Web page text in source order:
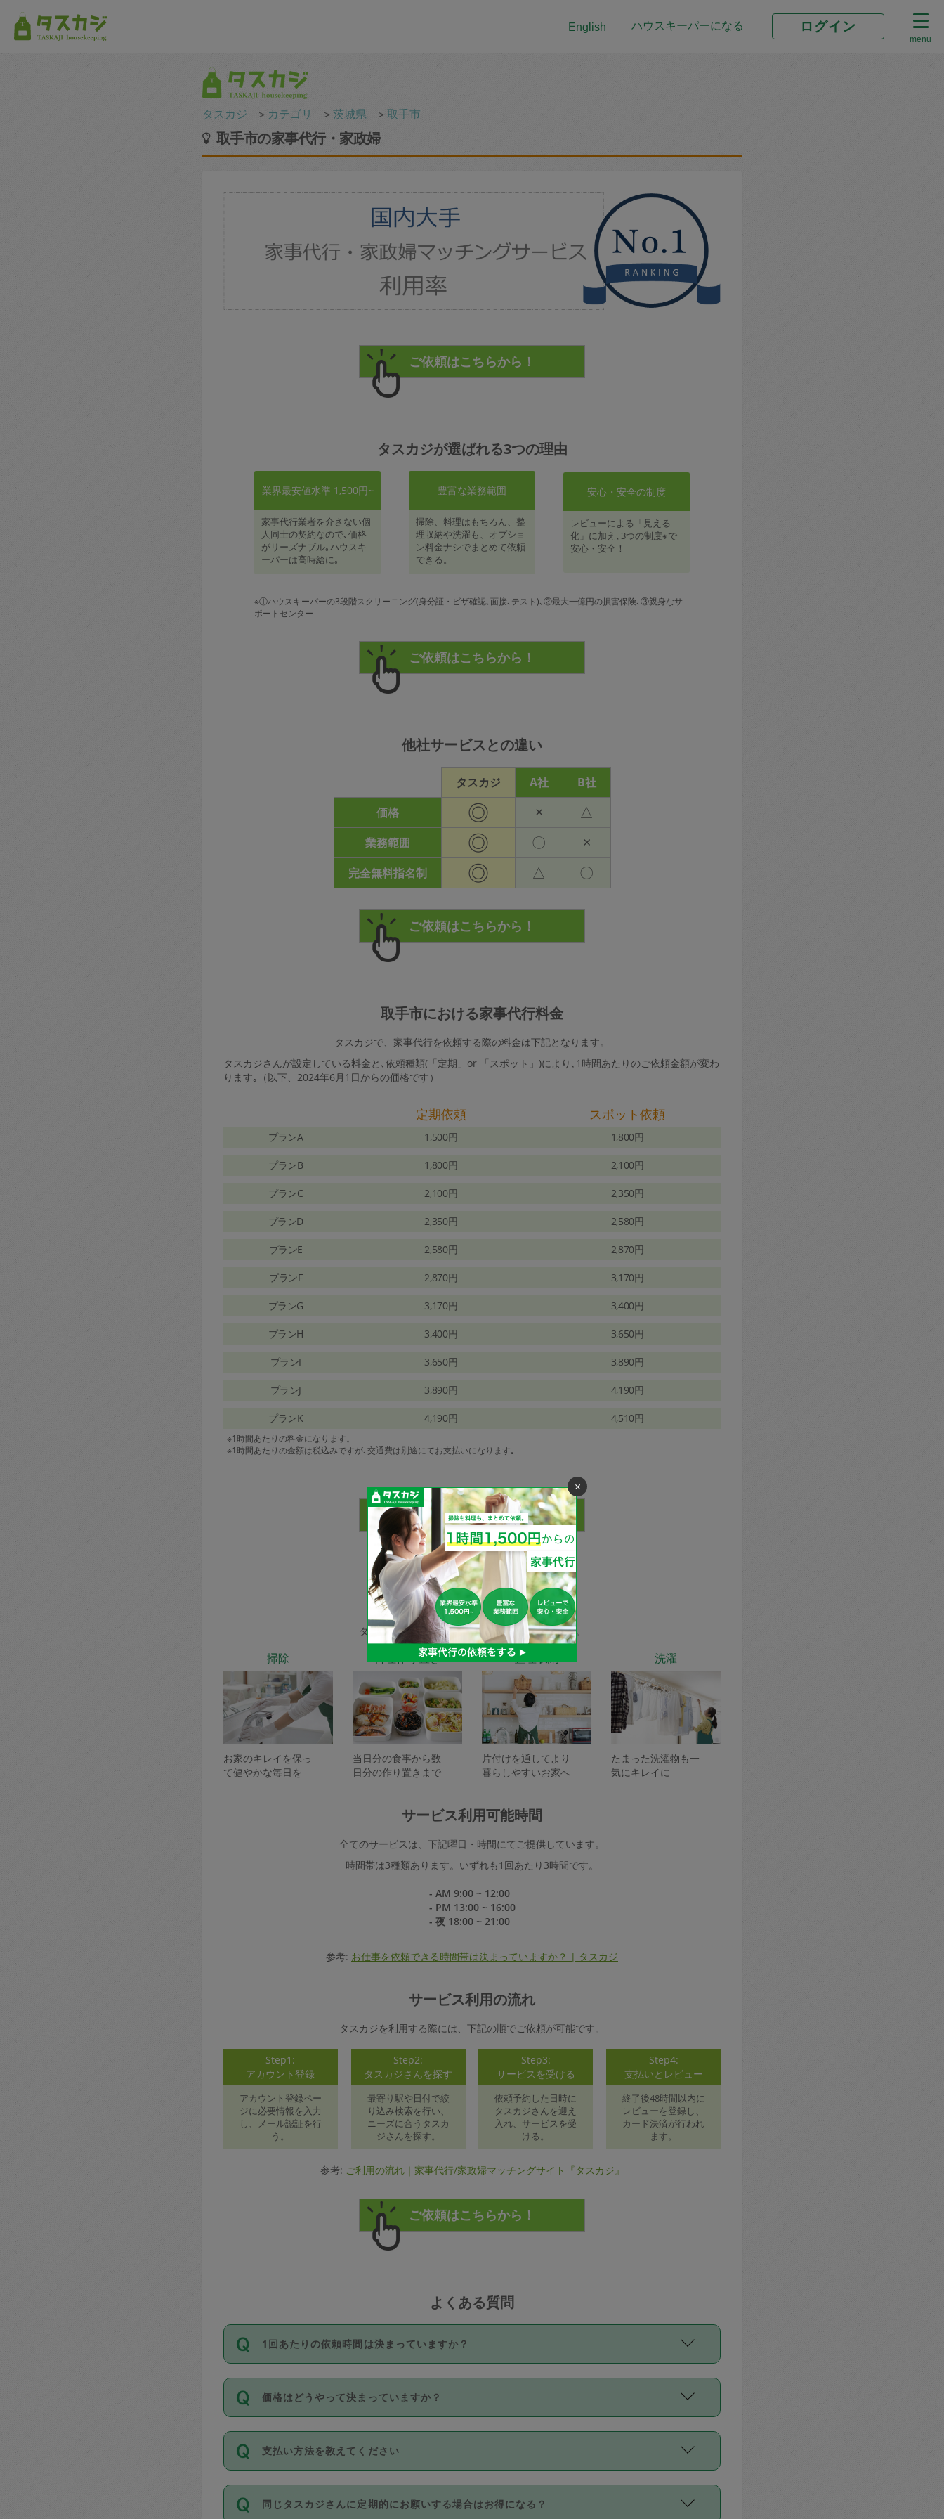
English ハウスキーパーになる ログイン
menu
タスカジ ＞ カテゴリ ＞茨城県 ＞取手市
取手市の家事代行・家政婦
タスカジが選ばれる3つの理由
業界最安値水準 1,500円~
家事代行業者を介さない個
人同士の契約なので､価格
がリーズナブル｡ハウスキ
ーパーは高時給に｡
豊富な業務範囲
掃除、料理はもちろん、整
理収納や洗濯も、オプショ
ン料金ナシでまとめて依頼
できる。
安心・安全の制度
レビューによる「見える
化」に加え､3つの制度※で
安心・安全！
※①ハウスキーパーの3段階スクリーニング(身分証・ビザ確認､面接､テスト)､②最大一億円の損害保険､③親身なサ
ポートセンター
他社サービスとの違い
タスカジ A社
B社
価格
◎ × △
業務範囲 ◎ 〇 ×
完全無料指名制 ◎ △ 〇
取手市における家事代行料金
タスカジで、家事代行を依頼する際の料金は下記となります。
タスカジさんが設定している料金と､依頼種類(「定期」or 「スポット」)により､1時間あたりのご依頼金額が変わ
ります｡（以下、2024年6月1日からの価格です）
定期依頼 スポット依頼
プランA 1,500円 1,800円
プランB 1,800円 2,100円
プランC 2,100円 2,350円
プランD 2,350円 2,580円
プランE 2,580円 2,870円
プランF 2,870円 3,170円
プランG 3,170円 3,400円
プランH 3,400円 3,650円
プランI 3,650円 3,890円
プランJ 3,890円 4,190円
プランK 4,190円 4,510円
※1時間あたりの料金になります。
※1時間あたりの金額は税込みですが､交通費は別途にてお支払いになります｡
家事代行サービスの種類
タスカジで依頼できるサービスは下記となります。
掃除
お家のキレイを保っ
て健やかな毎日を
料理作り置き
当日分の食事から数
日分の作り置きまで
整理収納
片付けを通してより
暮らしやすいお家へ
洗濯
たまった洗濯物も一
気にキレイに
サービス利用可能時間
全てのサービスは、下記曜日・時間にてご提供しています。
時間帯は3種類あります。いずれも1回あたり3時間です。
- AM 9:00 ~ 12:00
- PM 13:00 ~ 16:00
- 夜 18:00 ~ 21:00
参考: お仕事を依頼できる時間帯は決まっていますか？ | タスカジ
サービス利用の流れ
タスカジを利用する際には、下記の順でご依頼が可能です。
Step1:
アカウント登録
アカウント登録ペー
ジに必要情報を入力
し、メール認証を行
う。
Step2:
タスカジさんを探す
最寄り駅や日付で絞
り込み検索を行い、
ニーズに合うタスカ
ジさんを探す。
Step3:
サービスを受ける
依頼予約した日時に
タスカジさんを迎え
入れ、サービスを受
ける。
Step4:
支払いとレビュー
終了後48時間以内に
レビューを登録し、
カード決済が行われ
ます。
参考: ご利用の流れ｜家事代行/家政婦マッチングサイト『タスカジ』
よくある質問
1回あたりの依頼時間は決まっていますか？
依頼1回につき3時間固定です。3時間を超えて依頼したい場合は、延長機能をご利用くださ
い。機能をご利用いただくには、タスカジさんに事前に相談し、合意の上事前申請すること
が必要です。なお、3時間を下回っても、値引き等はございません。
価格はどうやって決まっていますか？
11種類の価格帯の中からタスカジさん自身が価格を選んで設定しています。
タスカジさんの価格設定には最初は制限があり、レビュー件数、レビューの平均値、などで
除々に設定可能な最高額が上がっていく仕組みになっています。
支払い方法を教えてください
お支払方法はクレジットカード（Visa／Master／JCB／AMERICAN EXPRESS／Diners
Club）のみとなります。
同じタスカジさんに定期的にお願いする場合はお得になる？
×